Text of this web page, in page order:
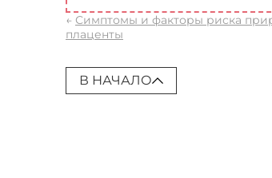
← Симптомы и факторы риска
плаценты
В НАЧАЛО